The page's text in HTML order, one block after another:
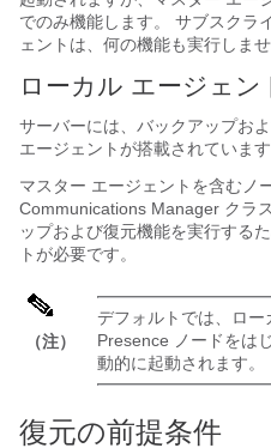
でのみ機能します。 サブスクラ
ェントは、何の機能も実行しませ
ローカル エージェン
サーバーには、バックアップお
エージェントが搭載されています
マスター エージェントを含むノ
Communications Manager クラ
ップおよび復元機能を実行する
トが必要です。
（注）
デフォルトでは、ロ
Presence ノードをは
動的に起動されます。
復元の前提条件